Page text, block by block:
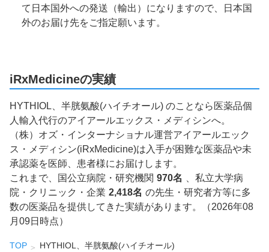
て日本国外への発送（輸出）になりますので、日本国
外のお届け先をご指定願います。
iRxMedicineの実績
HYTHIOL、半胱氨酸(ハイチオール) のことなら医薬品個
人輸入代行のアイアールエックス・メディシンへ。
（株）オズ・インターナショナル運営アイアールエック
ス・メディシン(iRxMedicine)は入手が困難な医薬品や未
承認薬を医師、患者様にお届けします。
これまで、国公立病院・研究機関 970名
、私立大学病
院・クリニック・企業 2,418名 の先生・研究者方等に多
数の医薬品を提供してきた実績があります。（2026年08
月09日時点）
TOP HYTHIOL、半胱氨酸(ハイチオール)